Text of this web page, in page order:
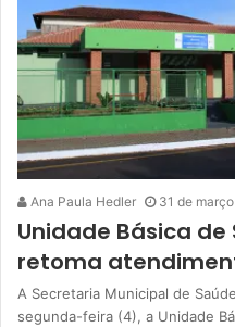
Ana Paula Hedler 31 de
Unidade Básica
retoma
A Secretaria Municipal de
segunda-feira (4), a Unidade